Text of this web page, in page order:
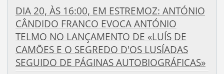
DIA 20, ÀS 16:00, EM ESTREMOZ: ANTÓNIO
CÂNDIDO FRANCO EVOCA ANTÓNIO
TELMO NO LANÇAMENTO DE «LUÍS DE
CAMÕES E O SEGREDO D'OS LUSÍADAS
SEGUIDO DE PÁGINAS AUTOBIOGRÁFICAS»